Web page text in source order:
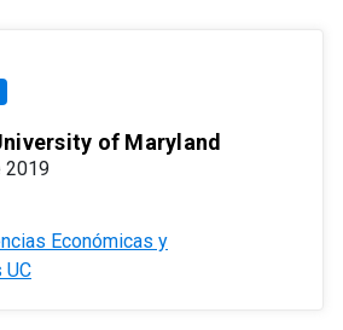
of Maryland
2019
Económicas y
UC